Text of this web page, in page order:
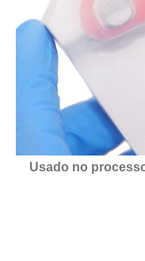
Usado no